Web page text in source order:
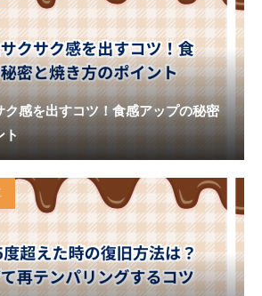
ク感を出すコツ！食感アップの秘密
ト